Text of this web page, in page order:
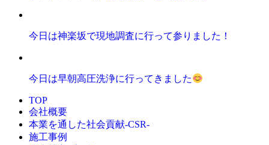
今日は神楽坂で現地調査に行って参りました！
今日は早朝高圧洗浄に行ってきました
TOP
会社概要
本業を通した社会貢献-CSR-
施工事例